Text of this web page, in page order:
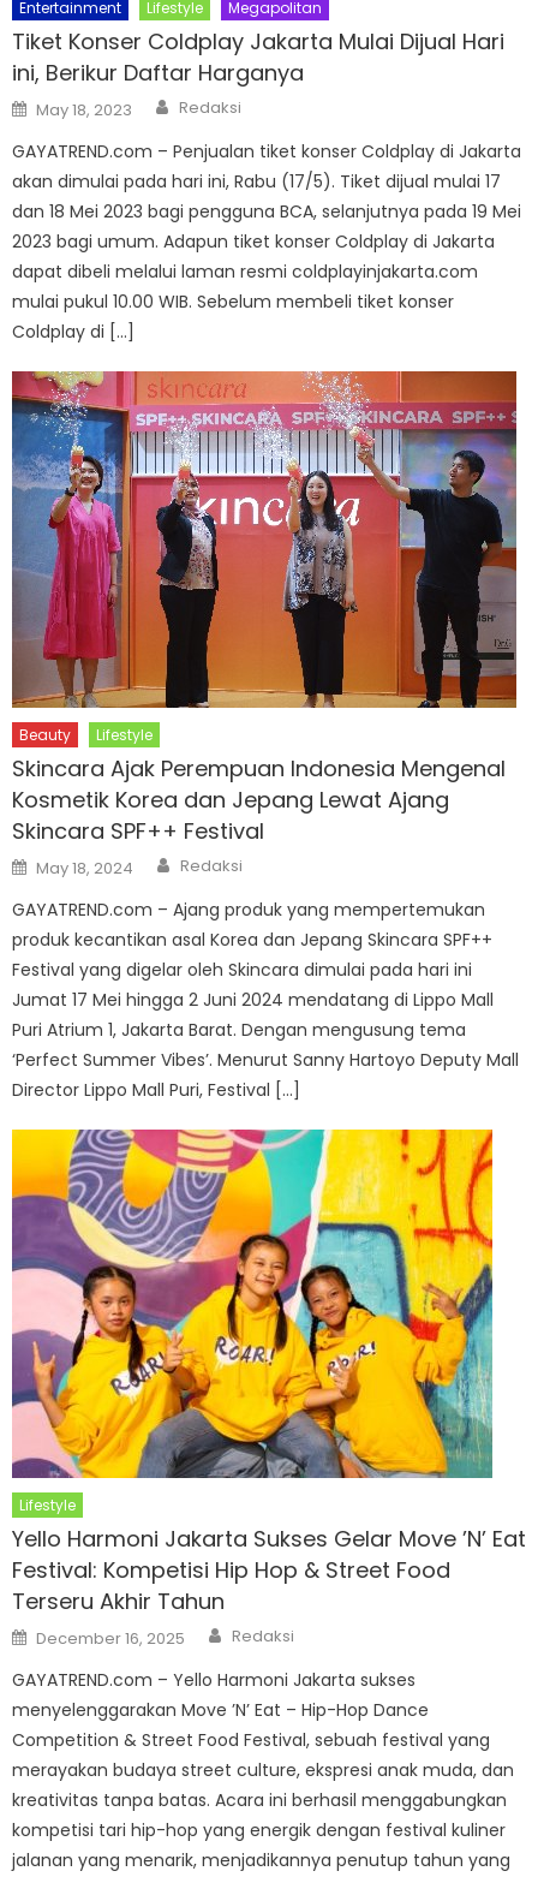
Entertainment Lifestyle Megapolitan
Tiket Konser Coldplay Jakarta Mulai Dijual Hari
ini, Berikur Daftar Harganya
Posted
on
May 18, 2023 Author
Redaksi
GAYATREND.com – Penjualan tiket konser Coldplay di Jakarta
akan dimulai pada hari ini, Rabu (17/5). Tiket dijual mulai 17
dan 18 Mei 2023 bagi pengguna BCA, selanjutnya pada 19 Mei
2023 bagi umum. Adapun tiket konser Coldplay di Jakarta
dapat dibeli melalui laman resmi coldplayinjakarta.com
mulai pukul 10.00 WIB. Sebelum membeli tiket konser
Coldplay di […]
Beauty Lifestyle
Skincara Ajak Perempuan Indonesia Mengenal
Kosmetik Korea dan Jepang Lewat Ajang
Skincara SPF++ Festival
Posted
on
May 18, 2024 Author
Redaksi
GAYATREND.com – Ajang produk yang mempertemukan
produk kecantikan asal Korea dan Jepang Skincara SPF++
Festival yang digelar oleh Skincara dimulai pada hari ini
Jumat 17 Mei hingga 2 Juni 2024 mendatang di Lippo Mall
Puri Atrium 1, Jakarta Barat. Dengan mengusung tema
‘Perfect Summer Vibes’. Menurut Sanny Hartoyo Deputy Mall
Director Lippo Mall Puri, Festival […]
Lifestyle
Yello Harmoni Jakarta Sukses Gelar Move ’N’ Eat
Festival: Kompetisi Hip Hop & Street Food
Terseru Akhir Tahun
Posted
on
December 16, 2025 Author
Redaksi
GAYATREND.com – Yello Harmoni Jakarta sukses
menyelenggarakan Move ’N’ Eat – Hip-Hop Dance
Competition & Street Food Festival, sebuah festival yang
merayakan budaya street culture, ekspresi anak muda, dan
kreativitas tanpa batas. Acara ini berhasil menggabungkan
kompetisi tari hip-hop yang energik dengan festival kuliner
jalanan yang menarik, menjadikannya penutup tahun yang